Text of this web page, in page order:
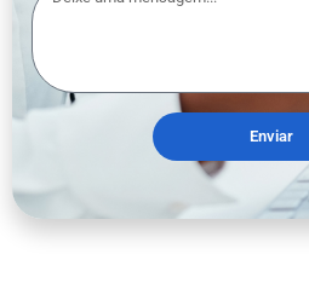
Enviar